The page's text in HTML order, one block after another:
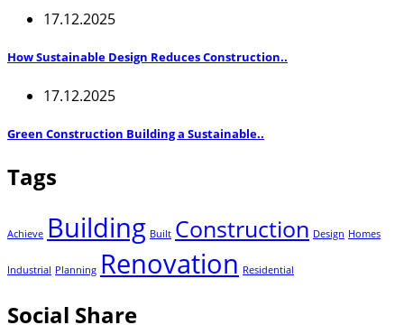
17.12.2025
How Sustainable Design Reduces Construction..
17.12.2025
Green Construction Building a Sustainable..
Tags
Achieve Building Built Construction Design Homes
Industrial Planning Renovation Residential
Social Share